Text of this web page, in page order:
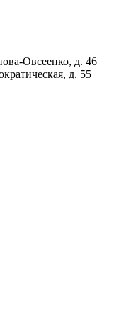
Овсеенко, д. 46
д. 55